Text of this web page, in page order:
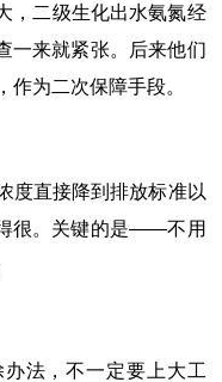
，二级生化出水氨氮经
一来就紧张。后来他们
，作为二次保障手段。
度直接降到排放标准以
很。关键的是——不用
法，不一定要上大工